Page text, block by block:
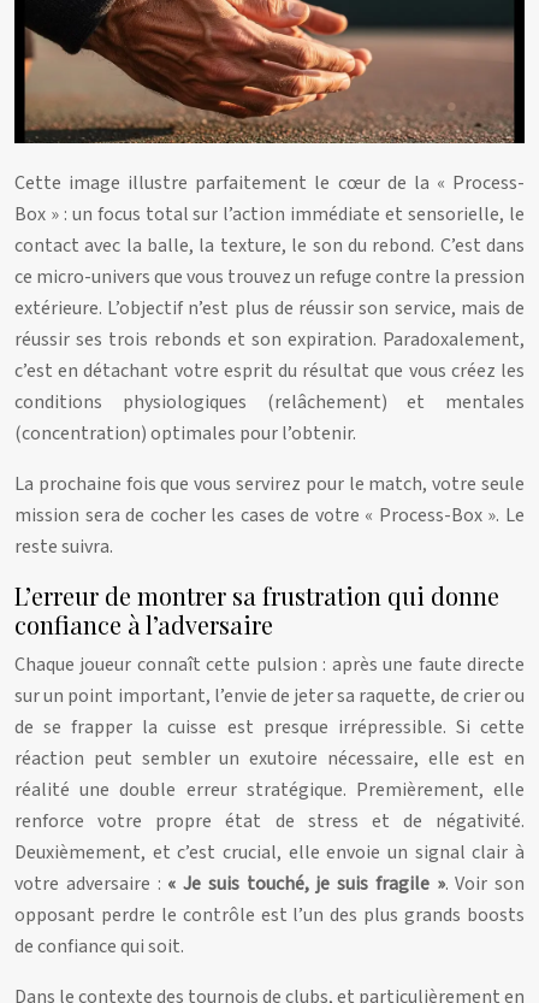
Cette image illustre parfaitement le cœur de la « Process-
Box » : un focus total sur l’action immédiate et sensorielle, le
contact avec la balle, la texture, le son du rebond. C’est dans
ce micro-univers que vous trouvez un refuge contre la pression
extérieure. L’objectif n’est plus de réussir son service, mais de
réussir ses trois rebonds et son expiration. Paradoxalement,
c’est en détachant votre esprit du résultat que vous créez les
conditions physiologiques (relâchement) et mentales
(concentration) optimales pour l’obtenir.
La prochaine fois que vous servirez pour le match, votre seule
mission sera de cocher les cases de votre « Process-Box ». Le
reste suivra.
L’erreur de montrer sa frustration qui donne
confiance à l’adversaire
Chaque joueur connaît cette pulsion : après une faute directe
sur un point important, l’envie de jeter sa raquette, de crier ou
de se frapper la cuisse est presque irrépressible. Si cette
réaction peut sembler un exutoire nécessaire, elle est en
réalité une double erreur stratégique. Premièrement, elle
renforce votre propre état de stress et de négativité.
Deuxièmement, et c’est crucial, elle envoie un signal clair à
votre adversaire : « Je suis touché, je suis fragile ». Voir son
opposant perdre le contrôle est l’un des plus grands boosts
de confiance qui soit.
Dans le contexte des tournois de clubs, et particulièrement en